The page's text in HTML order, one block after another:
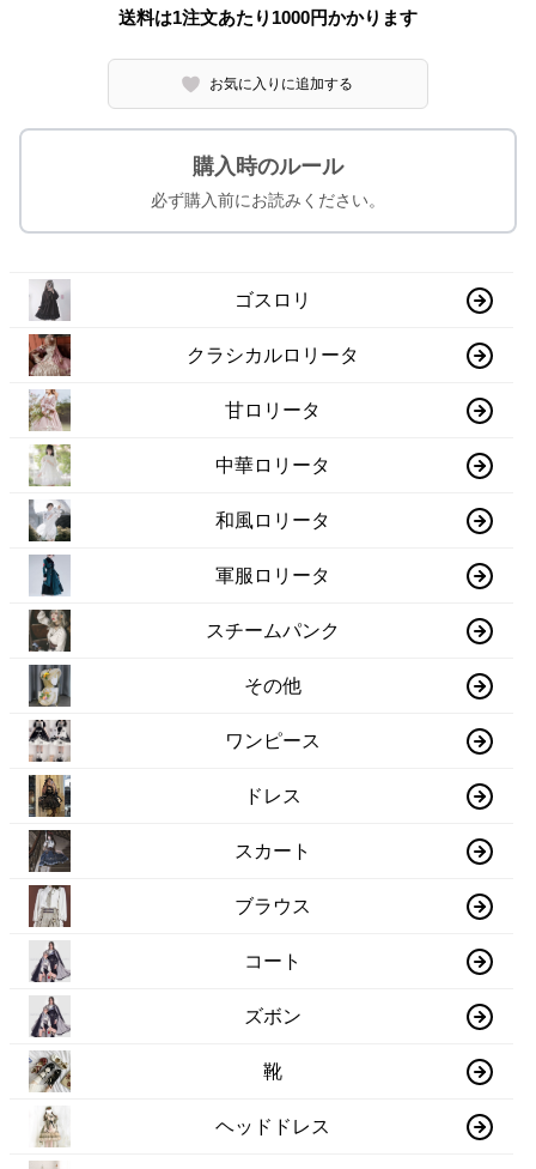
送料は1注文あたり 1000円かかります
お気に入りに追加する
購入時のルール
必ず購入前にお読みください。
ゴスロリ
クラシカルロリータ
甘ロリータ
中華ロリータ
和風ロリータ
軍服ロリータ
スチームパンク
その他
ワンピース
ドレス
スカート
ブラウス
コート
ズボン
靴
ヘッドドレス